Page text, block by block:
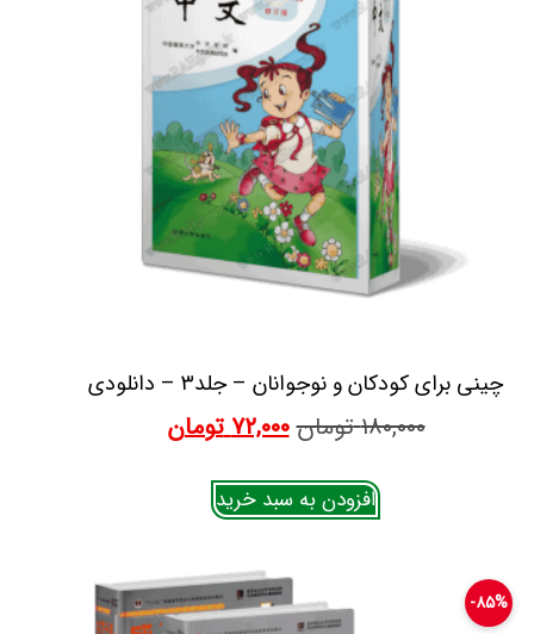
چینی برای کودکان و نوجوانان – جلد۳ – دانلودی
۱۸۰,۰۰۰تومان۷۲,۰۰۰تومان
افزودن به سبد خرید
۸۵%-